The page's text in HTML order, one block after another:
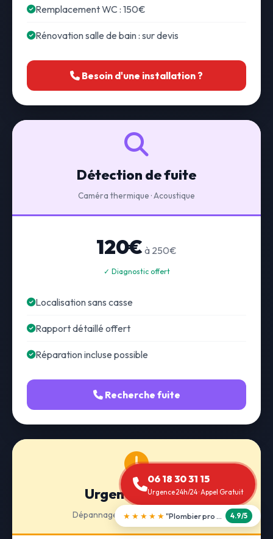
Remplacement WC : 150€
Rénovation salle de bain : sur devis
Besoin d'une installation ?
Détection de fuite
Caméra thermique · Acoustique
120€ à 250€
✓ Diagnostic offert
Localisation sans casse
Rapport détaillé offert
Réparation incluse possible
Recherche fuite
Urgence 24h/24
Dépannage · Intervention express
06 18 30 31 15
Urgence 24h/24 · Appel Gratuit
★★★★★ "Débouchage WC en 30 min" 5.0/5